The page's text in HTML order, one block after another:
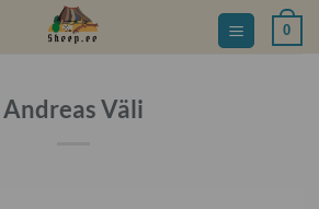
0
Andreas Väli